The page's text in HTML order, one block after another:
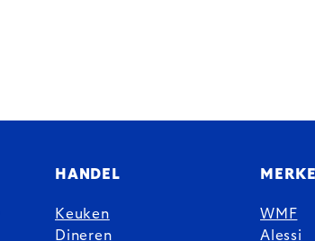
HANDEL
Keuken
Dineren
WMF
Alessi